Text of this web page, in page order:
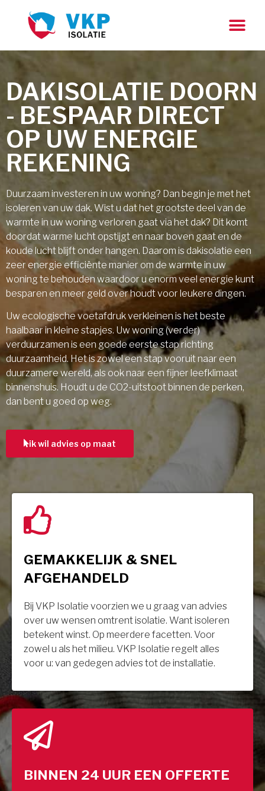
DAKISOLATIE DOORN
- BESPAAR DIRECT
OP UW ENERGIE
REKENING
Duurzaam investeren in uw woning? Dan begin je met het
isoleren van uw dak. Wist u dat het grootste deel van de
warmte in uw woning verloren gaat via het dak? Dit komt
doordat warme lucht opstijgt en naar boven gaat en de
koude lucht blijft onder hangen. Daarom is dakisolatie een
zeer energie efficiënte manier om de warmte in uw
woning te behouden waardoor u enorm veel energie kunt
besparen en meer geld over houdt voor leukere dingen.
Uw ecologische voetafdruk verkleinen is het beste
haalbaar in kleine stapjes. Uw woning (verder)
verduurzamen is een goede eerste stap richting
duurzaamheid. Het is zowel een stap vooruit naar een
duurzamere wereld, als ook naar een fijner leefklimaat
binnenshuis. Houdt u de CO2-uitstoot binnen de perken,
dan bent u goed op weg.
ik wil advies op maat
GEMAKKELIJK & SNEL
AFGEHANDELD
Bij VKP Isolatie voorzien we u graag van advies
over uw wensen omtrent isolatie. Want isoleren
betekent winst. Op meerdere facetten. Voor
zowel u als het milieu. VKP Isolatie regelt alles
voor u: van gedegen advies tot de installatie.
BINNEN 24 UUR EEN OFFERTE